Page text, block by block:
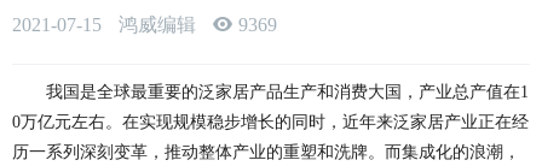
2021-07-15 鸿威编辑 9369
我国是全球最重要的泛家居产品生产和消费大国，产业总产值在1
0万亿元左右。在实现规模稳步增长的同时，近年来泛家居产业正在经
历一系列深刻变革，推动整体产业的重塑和洗牌。而集成化的浪潮，